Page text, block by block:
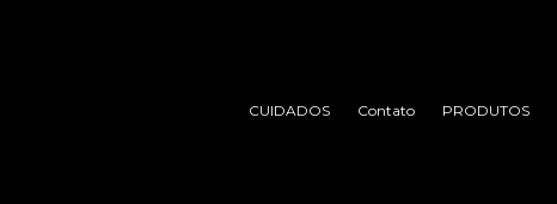
CUIDADOS Contato PRODUTOS